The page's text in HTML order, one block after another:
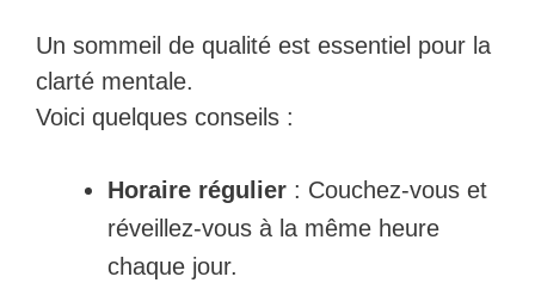
Un sommeil de qualité est essentiel pour la
clarté mentale.
Voici quelques conseils :
Horaire régulier : Couchez-vous et
réveillez-vous à la même heure
chaque jour.